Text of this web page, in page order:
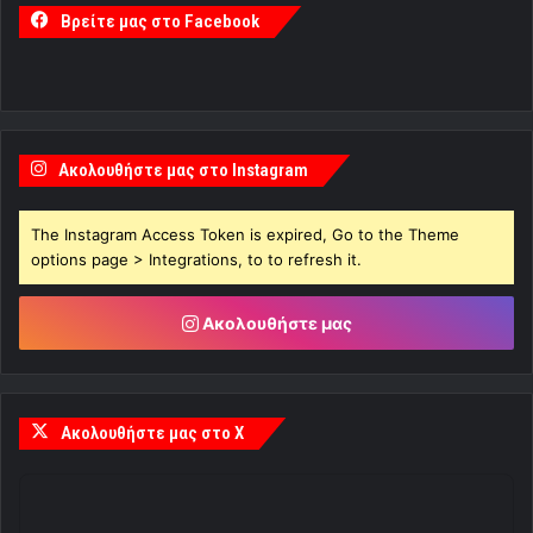
Βρείτε μας στο Facebook
Ακολουθήστε μας στο Instagram
The Instagram Access Token is expired, Go to the Theme
options page > Integrations, to to refresh it.
Ακολουθήστε μας
Ακολουθήστε μας στο X